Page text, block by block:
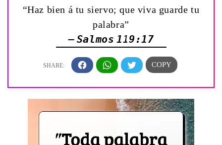
“Haz bien á tu siervo; que viva guarde tu
palabra”
— Salmos 119:17